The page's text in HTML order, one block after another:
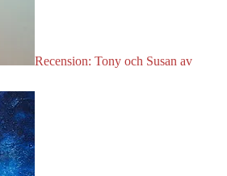
Recension: Tony och Susan av